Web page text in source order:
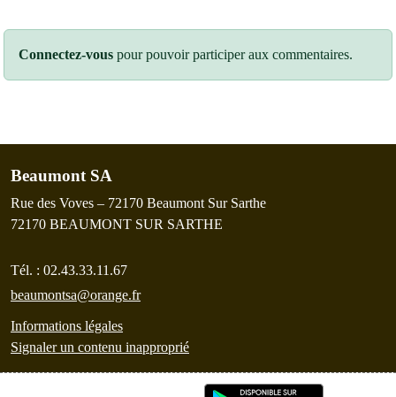
Connectez-vous pour pouvoir participer aux commentaires.
Beaumont SA
Rue des Voves – 72170 Beaumont Sur Sarthe
72170 BEAUMONT SUR SARTHE
Tél. : 02.43.33.11.67
beaumontsa@orange.fr
Informations légales
Signaler un contenu inapproprié